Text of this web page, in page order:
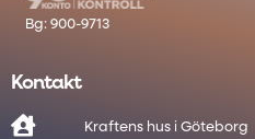
Kontakt
 Kraftens hus i Göteborg